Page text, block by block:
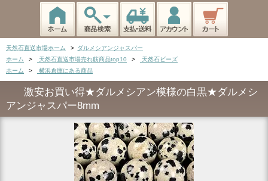
天然石直送市場ホーム > ダルメシアンジャスパー
ホーム
> 天然石直送市場売れ筋商品top10 >
天然石ビーズ
ホーム
> 横浜倉庫にある商品
激安お買い得★ダルメシアン模様の白黒★ダルメシ
アンジャスパー8mm